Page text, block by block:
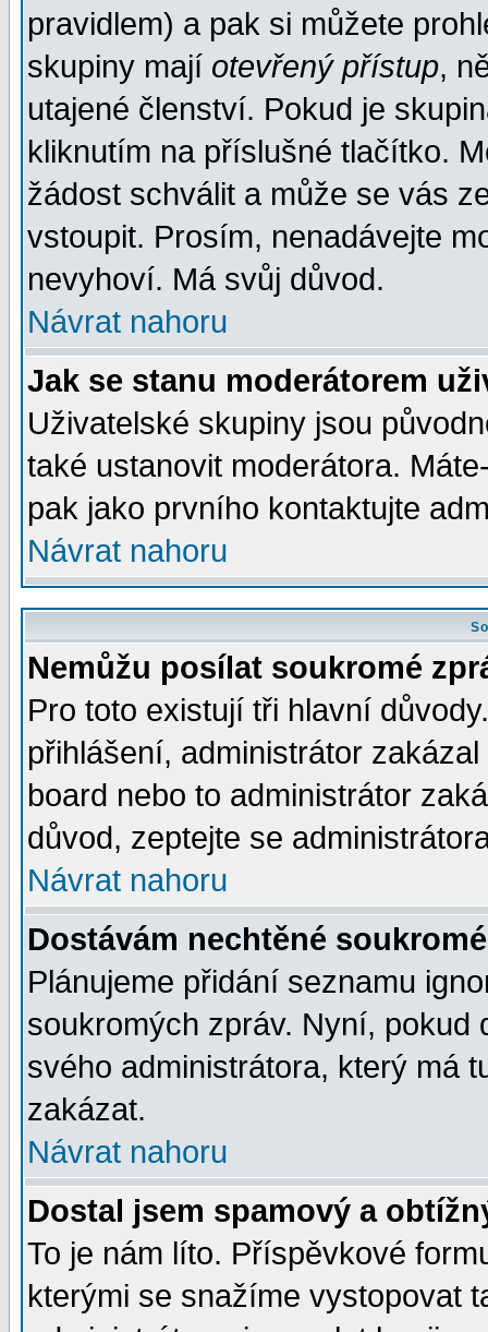
pravidlem) a pak si můžete
skupiny mají otevřený přístup,
utajené členství. Pokud je
kliknutím na příslušné tlačítko.
žádost schválit a může se vás
vstoupit. Prosím, nenadávejte
nevyhoví. Má svůj důvod.
Návrat nahoru
Jak se stanu moderátorem
Uživatelské skupiny jsou
také ustanovit moderátora.
pak jako prvního kontaktujte
Návrat nahoru
Nemůžu posílat soukromé
Pro toto existují tři hlavní
přihlášení, administrátor
board nebo to administrátor
důvod, zeptejte se
Návrat nahoru
Dostávám nechtěné
Plánujeme přidání seznamu
soukromých zpráv. Nyní, pokud
svého administrátora, který má
zakázat.
Návrat nahoru
Dostal jsem spamový a
To je nám líto. Příspěvkové
kterými se snažíme vystopovat